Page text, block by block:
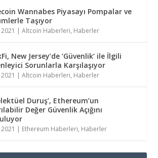
Wannabes Piyasayı Pompalar ve
Taşıyor
|Altcoin Haberleri, Haberler
New Jersey’de ‘Güvenlik’ ile İlgili
Sorunlarla Karşılaşıyor
|Altcoin Haberleri, Haberler
Duruş’, Ethereum’un
Değer Güvenlik Açığını
| Ethereum Haberleri, Haberler